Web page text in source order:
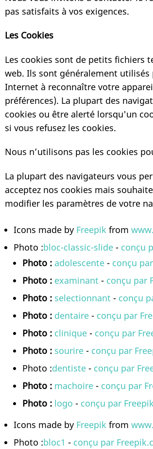
pas satisfaits à vos exigences.
Les Cookies
Les cookies sont de petits fichiers
web. Ils sont généralement
Internet à reconnaître votre
préférences). La plupart des
cookies ou être alerté lorsqu'un
si vous refusez les cookies.
Nous n’utilisons pas les cookies
La plupart des navigateurs vous
acceptez nos cookies mais
modifier les paramètres de votre
Icons made by Freepik from
Photo :bloc-classic-slide - conçu
Photo : adolescente - conçu
Photo : examinant - conçu par
Photo : selectionnant - conçu
Photo : dentaire - conçu par
Photo : clinique - conçu par
Photo : sourire - conçu par
Photo :dentiste - conçu par
Photo : machoire - conçu par
Photo : logo - conçu par
Icons made by Freepik from
Photo :bloc1 - conçu par